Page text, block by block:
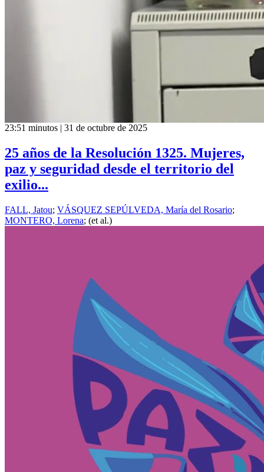
23:51 minutos | 31 de octubre de 2025
25 años de la Resolución 1325. Mujeres,
paz y seguridad desde el territorio del
exilio...
FALL, Jatou; VÁSQUEZ SEPÚLVEDA, María del Rosario;
MONTERO, Lorena; (et al.)